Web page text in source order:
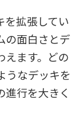
を拡張してい
の面白さとデ
えます。どの
うなデッキを
行を大きく